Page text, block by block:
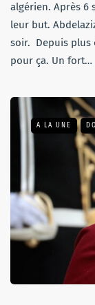
algérien. Après 6
leur but.
soir. Depuis plus
pour ça. Un fort…
A LA UNE